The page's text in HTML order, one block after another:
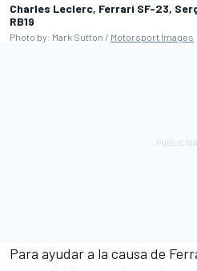
Charles Leclerc, Ferrari SF-23,
RB19
Photo by: Mark Sutton / Motorsport Images
Para ayudar a la causa de